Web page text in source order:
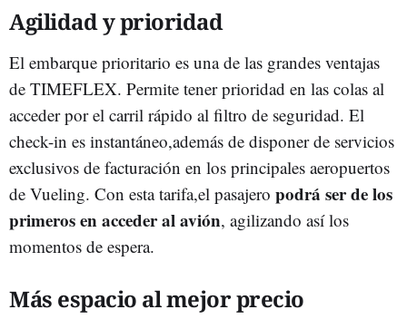
Agilidad y prioridad
El embarque prioritario es una de las grandes ventajas
de TIMEFLEX. Permite tener prioridad en las colas al
acceder por el carril rápido al filtro de seguridad. El
check-in es instantáneo,además de disponer de servicios
exclusivos de facturación en los principales aeropuertos
de Vueling. Con esta tarifa,el pasajero podrá ser de los
primeros en acceder al avión, agilizando así los
momentos de espera.
Más espacio al mejor precio